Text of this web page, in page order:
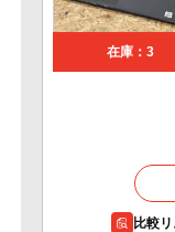
在庫：3
比較